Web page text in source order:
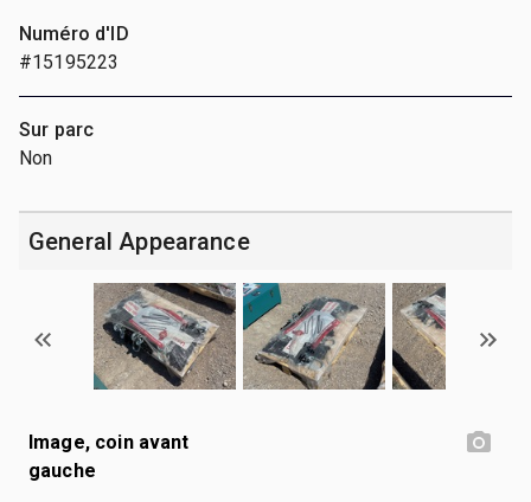
Numéro d'ID
#15195223
Sur parc
Non
General Appearance
Image, coin avant
gauche